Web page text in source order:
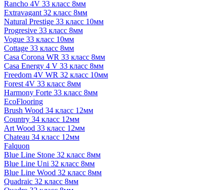
Rancho 4V 33 класс 8мм
Extravagant 32 класс 8мм
Natural Prestige 33 класс 10мм
Progresive 33 класс 8мм
Vogue 33 класс 10мм
Cottage 33 класс 8мм
Casa Corona WR 33 класс 8мм
Casa Energy 4 V 33 класс 8мм
Freedom 4V WR 32 класс 10мм
Forest 4V 33 класс 8мм
Harmony Forte 33 класс 8мм
EcoFlooring
Brush Wood 34 класс 12мм
Country 34 класс 12мм
Art Wood 33 класс 12мм
Chateau 34 класс 12мм
Falquon
Blue Line Stone 32 класс 8мм
Blue Line Uni 32 класс 8мм
Blue Line Wood 32 класс 8мм
Quadraic 32 класс 8мм